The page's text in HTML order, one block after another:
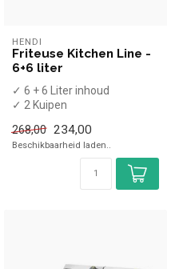
HENDI
Friteuse Kitchen Line -
6+6 liter
✓ 6 + 6 Liter inhoud
✓ 2 Kuipen
✓ Tafelmodel
✓ 2x 3,3 kW
268,00 234,00
Beschikbaarheid laden..